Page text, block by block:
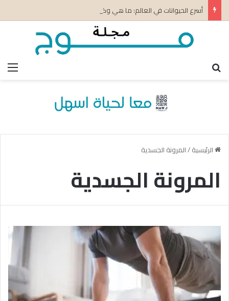
أسرع الحيوانات في العالم: ما هي وكيف تكتسب سرعتها؟
الرئيسية/المرونة الجسدية
المرونة الجسدية